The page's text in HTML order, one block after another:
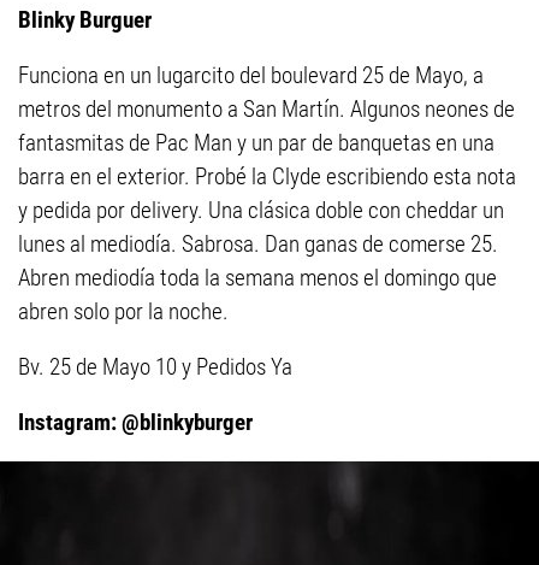
Blinky Burguer
Funciona en un lugarcito del boulevard 25 de Mayo, a
metros del monumento a San Martín. Algunos neones de
fantasmitas de Pac Man y un par de banquetas en una
barra en el exterior. Probé la Clyde escribiendo esta nota
y pedida por delivery. Una clásica doble con cheddar un
lunes al mediodía. Sabrosa. Dan ganas de comerse 25.
Abren mediodía toda la semana menos el domingo que
abren solo por la noche.
Bv. 25 de Mayo 10 y Pedidos Ya
Instagram: @blinkyburger